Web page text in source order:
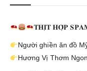
𝐓𝐇𝐈̣𝐓 𝐇𝐎̣̂𝐏
Người ghiền ăn đồ
Hương Vị Thơm